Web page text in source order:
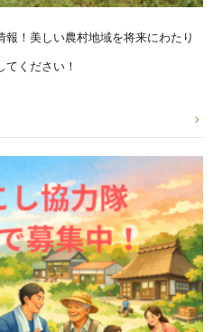
報！美しい農村地域を将来にわたり
ください！